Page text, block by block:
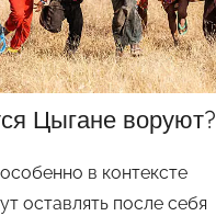
Цыгане воруют?
в контексте
оставлять после себя